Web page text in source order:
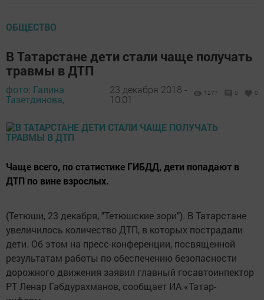
ОБЩЕСТВО
В Татарстане дети стали чаще получать
травмы в ДТП
фото: Галина
Тазетдинова,
23 декабря 2018 -
10:01
1277 0 0
Чаще всего, по статистике ГИБДД, дети попадают в
ДТП по вине взрослых.
(Тетюши, 23 декабря, "Тетюшские зори"). В Татарстане
увеличилось количество ДТП, в которых пострадали
дети. Об этом на пресс-конференции, посвященной
результатам работы по обеспечению безопасности
дорожного движения заявил главный госавтоинпектор
РТ Ленар Габдурахманов, сообщает ИА «Татар-